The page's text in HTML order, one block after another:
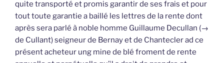
quite transporté et promis garantir de ses frais et pour
tout toute garantie a baillé les lettres de la rente dont
après sera parlé à noble homme Guillaume Decullan (→
de Cullant) seigneur de Bernay et de Chantecler ad ce
présent acheteur ung mine de blé froment de rente